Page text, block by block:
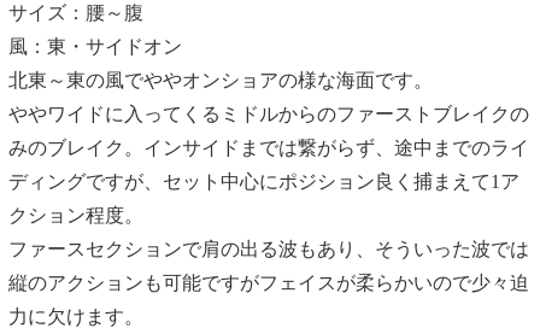
サイズ：腰～腹
風：東・サイドオン
北東～東の風でややオンショアの様な海面です。
ややワイドに入ってくるミドルからのファーストブレイクの
みのブレイク。インサイドまでは繋がらず、途中までのライ
ディングですが、セット中心にポジション良く捕まえて1ア
クション程度。
ファースセクションで肩の出る波もあり、そういった波では
縦のアクションも可能ですがフェイスが柔らかいので少々迫
力に欠けます。